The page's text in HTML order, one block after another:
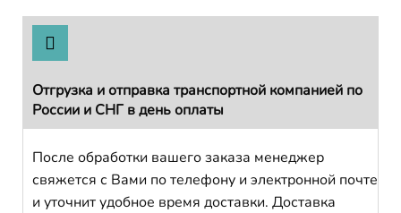
Отгрузка и отправка транспортной компанией по
России и СНГ в день оплаты
После обработки вашего заказа менеджер
свяжется с Вами по телефону и электронной почте
и уточнит удобное время доставки. Доставка